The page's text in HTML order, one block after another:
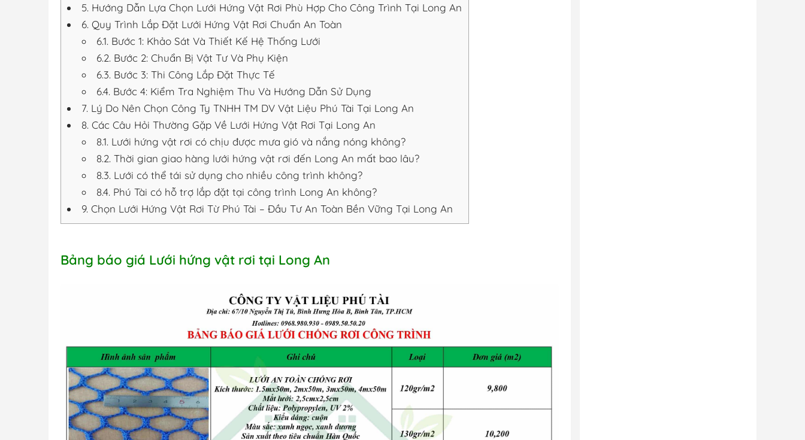
5. Hướng Dẫn Lựa Chọn Lưới Hứng Vật Rơi Phù Hợp Cho Công Trình Tại Long An
6. Quy Trình Lắp Đặt Lưới Hứng Vật Rơi Chuẩn An Toàn
6.1. Bước 1: Khảo Sát Và Thiết Kế Hệ Thống Lưới
6.2. Bước 2: Chuẩn Bị Vật Tư Và Phụ Kiện
6.3. Bước 3: Thi Công Lắp Đặt Thực Tế
6.4. Bước 4: Kiểm Tra Nghiệm Thu Và Hướng Dẫn Sử Dụng
7. Lý Do Nên Chọn Công Ty TNHH TM DV Vật Liệu Phú Tài Tại Long An
8. Các Câu Hỏi Thường Gặp Về Lưới Hứng Vật Rơi Tại Long An
8.1. Lưới hứng vật rơi có chịu được mưa gió và nắng nóng không?
8.2. Thời gian giao hàng lưới hứng vật rơi đến Long An mất bao lâu?
8.3. Lưới có thể tái sử dụng cho nhiều công trình không?
8.4. Phú Tài có hỗ trợ lắp đặt tại công trình Long An không?
9. Chọn Lưới Hứng Vật Rơi Từ Phú Tài – Đầu Tư An Toàn Bền Vững Tại Long An
Bảng báo giá Lưới hứng vật rơi tại Long An